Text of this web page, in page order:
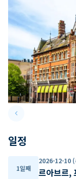
keyboard_arrow_leftPrevious slide
일정
1일째
2026-12-10 (
르아브르,